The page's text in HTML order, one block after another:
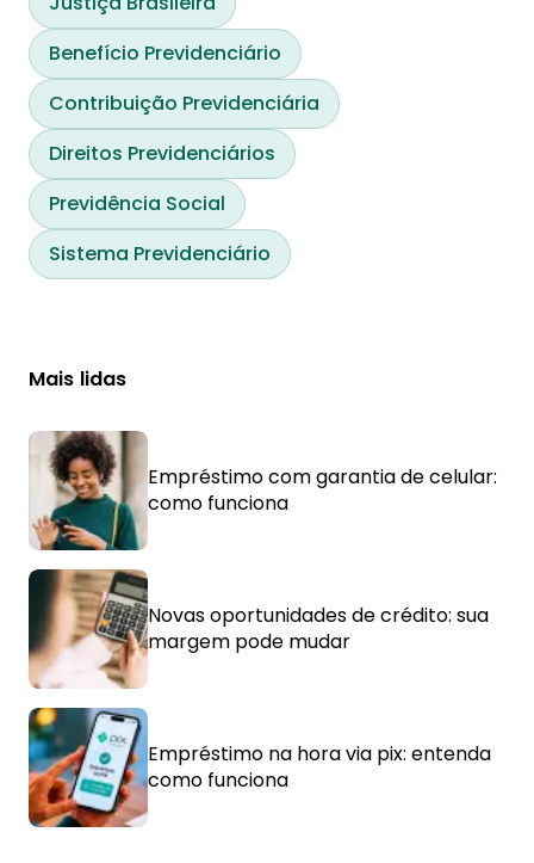
Benefício Previdenciário
Contribuição Previdenciária
Direitos Previdenciários
Previdência Social
Sistema Previdenciário
Mais lidas
Empréstimo com garantia de celular:
como funciona
Novas oportunidades de crédito: sua
margem pode mudar
Empréstimo na hora via pix: entenda
como funciona